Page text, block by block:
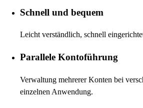
Schnell und bequem
Leicht verständlich, schnell
Parallele Kontoführung
Verwaltung mehrerer Konten bei
einzelnen Anwendung.